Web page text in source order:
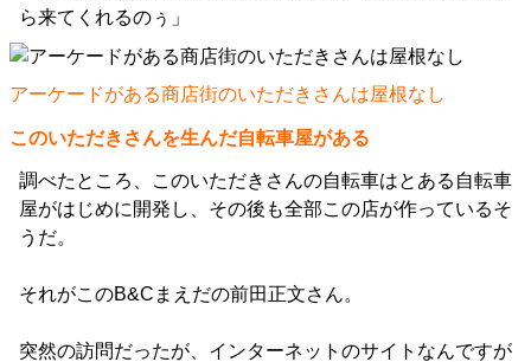
ら来てくれるのぅ」
アーケードがある商店街のいただきさんは屋根なし
このいただきさんを生んだ自転車屋がある
調べたところ、このいただきさんの自転車はとある自転車
屋がはじめに開発し、その後も全部この店が作っているそ
うだ。
それがこのB&Cまえだの前田正文さん。
突然の訪問だったが、インターネットのサイトなんですが